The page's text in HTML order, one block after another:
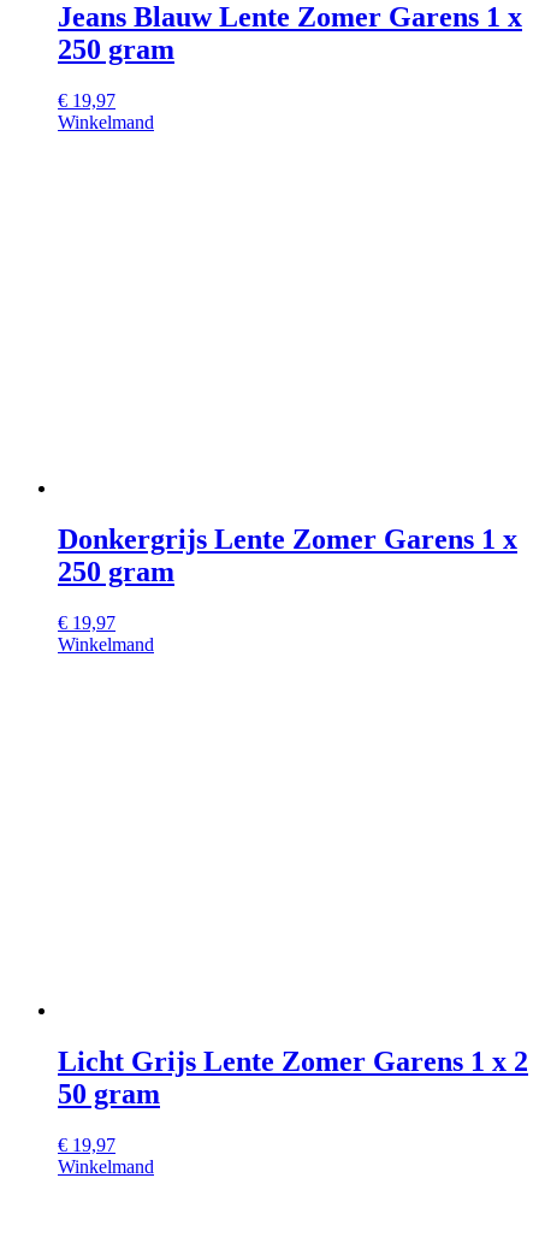
Jeans Blauw Lente Zomer Garens 1 x
250 gram
€ 19,97
Winkelmand
Donkergrijs Lente Zomer Garens 1 x
250 gram
€ 19,97
Winkelmand
Licht Grijs Lente Zomer Garens 1 x 2
50 gram
€ 19,97
Winkelmand